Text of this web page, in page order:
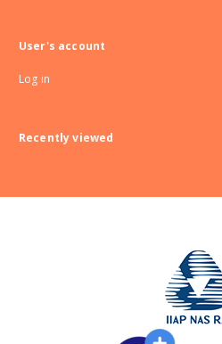
User's account
Log in
Recently viewed